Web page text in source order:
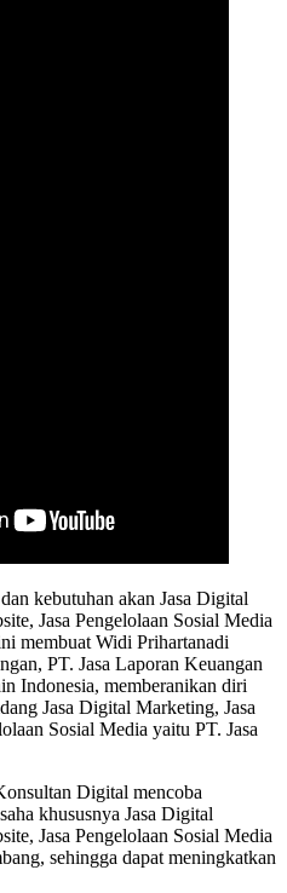
kebutuhan akan Jasa Digital
Jasa Pengelolaan Sosial Media
membuat Widi Prihartanadi
PT. Jasa Laporan Keuangan
Indonesia, memberanikan diri
Jasa Digital Marketing, Jasa
Sosial Media yaitu PT. Jasa
Digital mencoba
khususnya Jasa Digital
Jasa Pengelolaan Sosial Media
sehingga dapat meningkatkan